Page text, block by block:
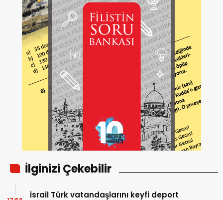
İlginizi Çekebilir
İsrail Türk vatandaşlarını keyfi deport